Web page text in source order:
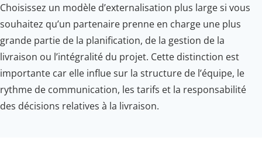
Choisissez un modèle d’externalisation plus large si vous
souhaitez qu’un partenaire prenne en charge une plus
grande partie de la planification, de la gestion de la
livraison ou l’intégralité du projet. Cette distinction est
importante car elle influe sur la structure de l’équipe, le
rythme de communication, les tarifs et la responsabilité
des décisions relatives à la livraison.